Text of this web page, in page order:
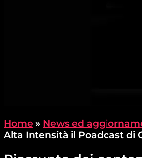
Home » News ed
Alta Intensità il Poadcast di